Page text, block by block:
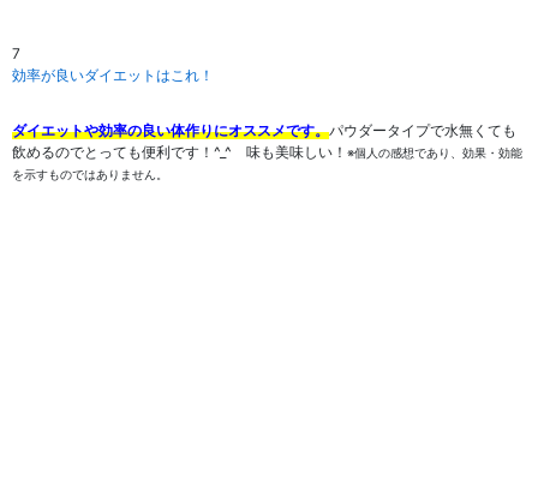
7
効率が良いダイエットはこれ！
ダイエットや効率の良い体作りにオススメです。パウダータイプで水無くても
飲めるのでとっても便利です！^_^ 味も美味しい！ ※個人の感想であり、効果・効能
を示すものではありません。